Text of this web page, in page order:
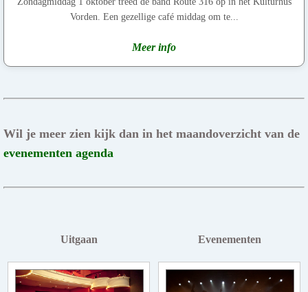
Vorden. Een gezellige café middag om te...
Meer info
Wil je meer zien kijk dan in het maandoverzicht van de
evenementen agenda
Uitgaan Evenementen